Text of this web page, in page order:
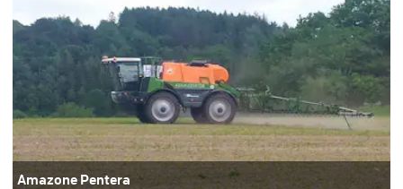
Amazone Pentera